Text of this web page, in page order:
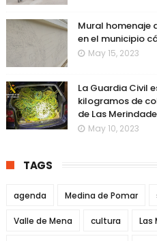
Mural homenaje
en el municipio
May 15, 2023
La Guardia Civil
kilogramos de
de Las
May 10, 2023
TAGS
agenda Medina de Pomar
Valle de Mena cultura Las